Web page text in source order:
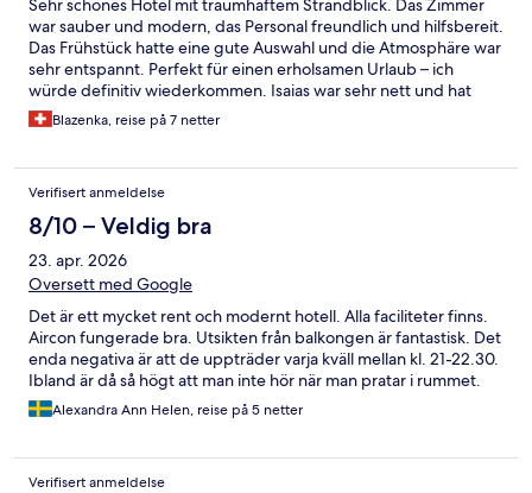
Sehr schönes Hotel mit traumhaftem Strandblick. Das Zimmer
war sauber und modern, das Personal freundlich und hilfsbereit.
Das Frühstück hatte eine gute Auswahl und die Atmosphäre war
sehr entspannt. Perfekt für einen erholsamen Urlaub – ich
würde definitiv wiederkommen. Isaias war sehr nett und hat
super Unterhaltung gemacht. Top
Blazenka, reise på 7 netter
Verifisert anmeldelse
8/10 – Veldig bra
23. apr. 2026
Oversett med Google
Det är ett mycket rent och modernt hotell. Alla faciliteter finns.
Aircon fungerade bra. Utsikten från balkongen är fantastisk. Det
enda negativa är att de uppträder varja kväll mellan kl. 21-22.30.
Ibland är då så högt att man inte hör när man pratar i rummet.
Alexandra Ann Helen, reise på 5 netter
Verifisert anmeldelse